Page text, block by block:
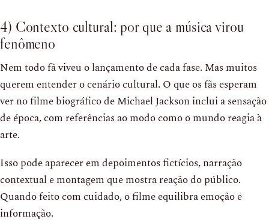
4) Contexto cultural: por que a música virou
fenômeno
Nem todo fã viveu o lançamento de cada fase. Mas muitos
querem entender o cenário cultural. O que os fãs esperam
ver no filme biográfico de Michael Jackson inclui a sensação
de época, com referências ao modo como o mundo reagia à
arte.
Isso pode aparecer em depoimentos fictícios, narração
contextual e montagem que mostra reação do público.
Quando feito com cuidado, o filme equilibra emoção e
informação.